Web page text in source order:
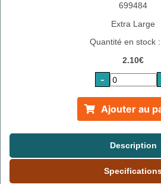
699484
Extra Large
Quantité en stock :
2.10€
-
Ajouter au
Description